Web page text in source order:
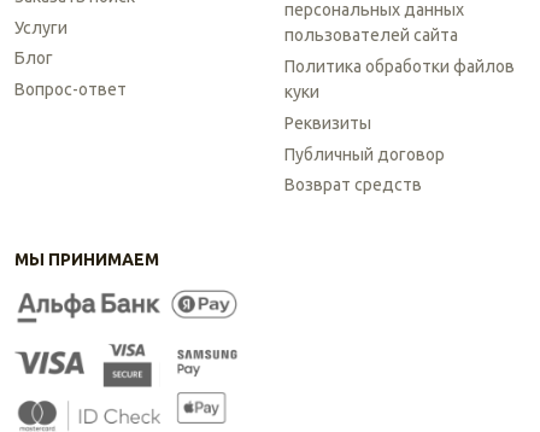
Услуги
Блог
Вопрос-ответ
персональных данных
пользователей сайта
Политика обработки файлов
куки
Реквизиты
Публичный договор
Возврат средств
МЫ ПРИНИМАЕМ